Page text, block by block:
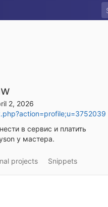
2, 2026
в сервис и платить
у мастера.
projects Snippets